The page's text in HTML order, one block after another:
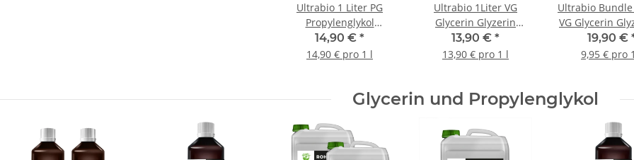
Ultrabio 1 Liter PG
Propylenglykol
Propylene Glycol
14,90 € *
14,90 € pro 1 l
Ultrabio 1Liter VG
Glycerin Glyzerin
Rohstoff
13,90 € *
13,90 € pro 1 l
Ultrabio
VG Glycerin
Liter PG
Rohstoff
19,90 €
9,95 € pro
Glycerin und Propylenglykol